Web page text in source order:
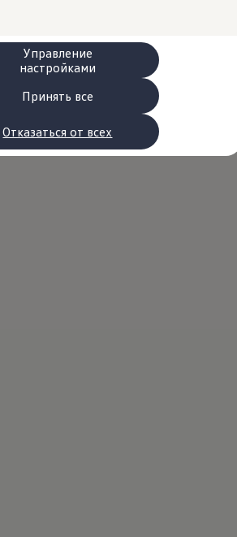
Принять все
Отказаться от всех
Управление
настройками
зарядная станция и кабели для
для клиентов
и возврат продукции
по отзыву автомобилей
и контрольные
программного обеспечения
программного обеспечения для